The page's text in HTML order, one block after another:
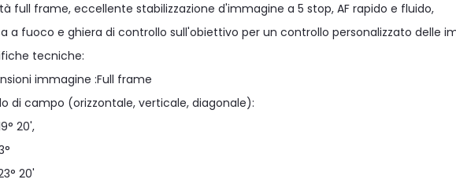
full frame, eccellente stabilizzazione d'immagine a 5 stop, AF rapido e fluido,
a fuoco e ghiera di controllo sull'obiettivo per un controllo personalizzato delle
tecniche:
immagine :Full frame
di campo (orizzontale, verticale, diagonale):
20',
20'